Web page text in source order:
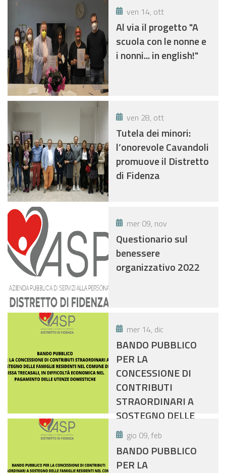
ven 14, ott
Al via il progetto "A
scuola con le nonne e
i nonni... in english!"
ven 28, ott
Tutela dei minori:
l’onorevole Cavandoli
promuove il Distretto
di Fidenza
mer 09, nov
Questionario sul
benessere
organizzativo 2022
mer 14, dic
BANDO PUBBLICO
PER LA
CONCESSIONE DI
CONTRIBUTI
STRAORDINARI A
SOSTEGNO DELLE
FAMIGLIE RESIDENTI
NEL COMUNE DI
SISSA TRECASALI, IN
gio 09, feb
BANDO PUBBLICO
PER LA